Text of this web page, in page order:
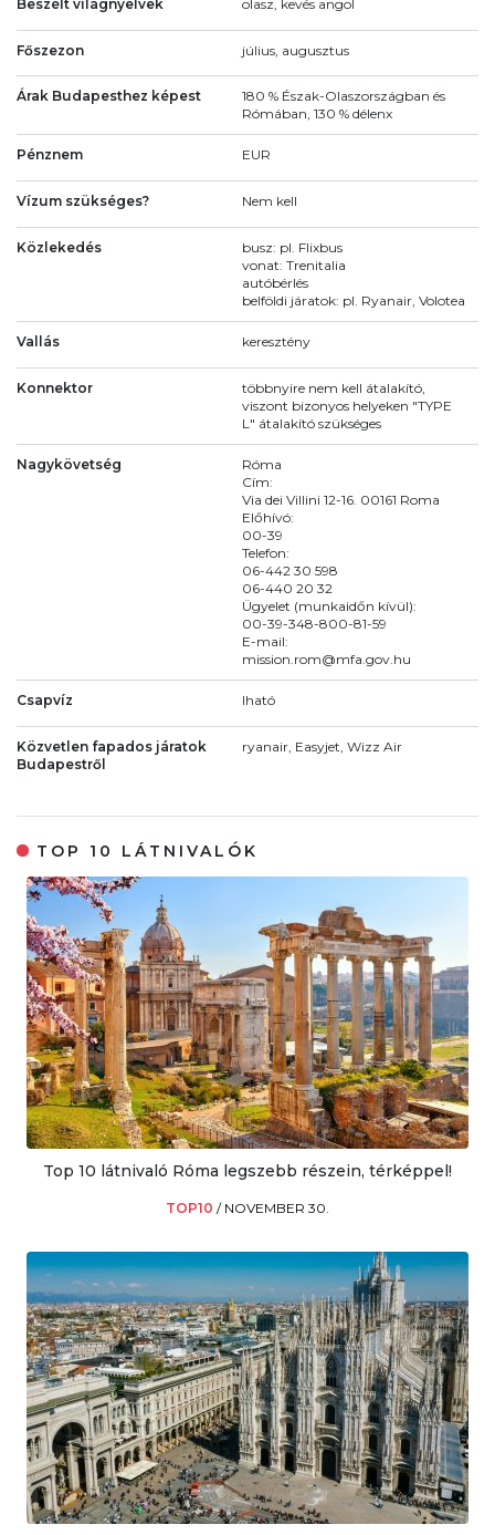
Beszélt világnyelvek olasz, kevés angol
Főszezon július, augusztus
Árak Budapesthez képest
180 % Észak-Olaszországban és
Rómában, 130 % délenx
Pénznem EUR
Vízum szükséges? Nem kell
Közlekedés
busz: pl. Flixbus
vonat: Trenitalia
autóbérlés
belföldi járatok: pl. Ryanair, Volotea
Vallás keresztény
Konnektor
többnyire nem kell átalakító,
viszont bizonyos helyeken "TYPE
L" átalakító szükséges
Nagykövetség
Róma
Cím:
Via dei Villini 12-16. 00161 Roma
Előhívó:
00-39
Telefon:
06-442 30 598
06-440 20 32
Ügyelet (munkaidőn kívül):
00-39-348-800-81-59
E-mail:
mission.rom@mfa.gov.hu
Csapvíz Iható
Közvetlen fapados járatok
Budapestről
ryanair, Easyjet, Wizz Air
TOP 10 LÁTNIVALÓK
Top 10 látnivaló Róma legszebb részein, térképpel!
TOP10 / NOVEMBER 30.